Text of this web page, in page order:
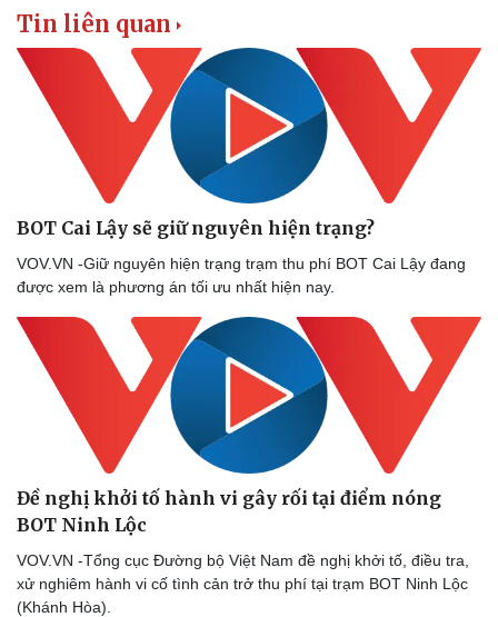
Bóng đá
Lịch thi đấu bóng đá
Ô tô - Xe máy
Ô tô
Tin liên quan
BOT Cai Lậy sẽ giữ nguyên hiện trạng?
VOV.VN -Giữ nguyên hiện trạng trạm thu phí BOT Cai Lậy đang
được xem là phương án tối ưu nhất hiện nay.
Đề nghị khởi tố hành vi gây rối tại điểm nóng
BOT Ninh Lộc
VOV.VN -Tổng cục Đường bộ Việt Nam đề nghị khởi tố, điều tra,
xử nghiêm hành vi cố tình cản trở thu phí tại trạm BOT Ninh Lộc
(Khánh Hòa).